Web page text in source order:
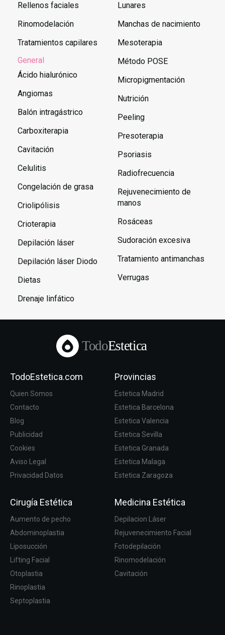
Rellenos faciales
Rinomodelación
Tratamientos capilares
General
Ácido hialurónico
Angiomas
Balón intragástrico
Carboxiterapia
Cavitación
Celulitis
Congelación de grasa
Criolipólisis
Crioterapia
Depilación láser
Depilación láser Diodo
Dietas
Drenaje linfático
Lunares
Manchas de nacimiento
Mesoterapia
Método POSE
Micropigmentación
Nutrición
Peeling
Presoterapia
Psoriasis
Radiofrecuencia
Rejuvenecimiento de
manos
Rosáceas
Sudoración excesiva
Tratamiento antimanchas
Verrugas
TodoEstetica
TodoEstetica.com
Quien Somos
Contacto
Blog
Publicidad
Cookies
Aviso Legal
Privacidad Datos
Provincias
Estetica Madrid
Estetica Barcelona
Estetica Valencia
Estetica Sevilla
Estetica Granada
Estetica Malaga
Estetica Zaragoza
Cirugía Estética
Aumento de pecho
Abdominoplastia
Liposucción
Lifting Facial
Otoplastia
Rinoplastia
Septoplastia
Medicina Estética
Depilacion Láser
Rejuvenecimiento Facial
Fotodepilación
Rinomodelación
Cavitación